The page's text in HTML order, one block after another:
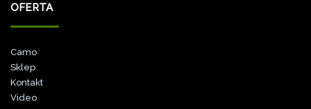
OFERTA
Camo
Sklep
Kontakt
Video